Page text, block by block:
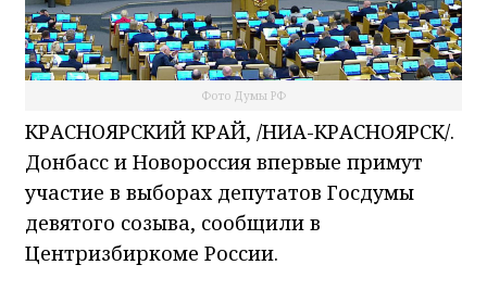
Фото Думы РФ
КРАСНОЯРСКИЙ КРАЙ, /НИА-КРАСНОЯРСК/.
Донбасс и Новороссия впервые примут
участие в выборах депутатов Госдумы
девятого созыва, сообщили в
Центризбиркоме России.